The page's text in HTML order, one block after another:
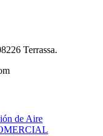
Terrassa.
de Aire